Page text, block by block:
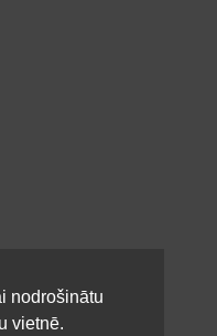
nodrošinātu
vietnē.